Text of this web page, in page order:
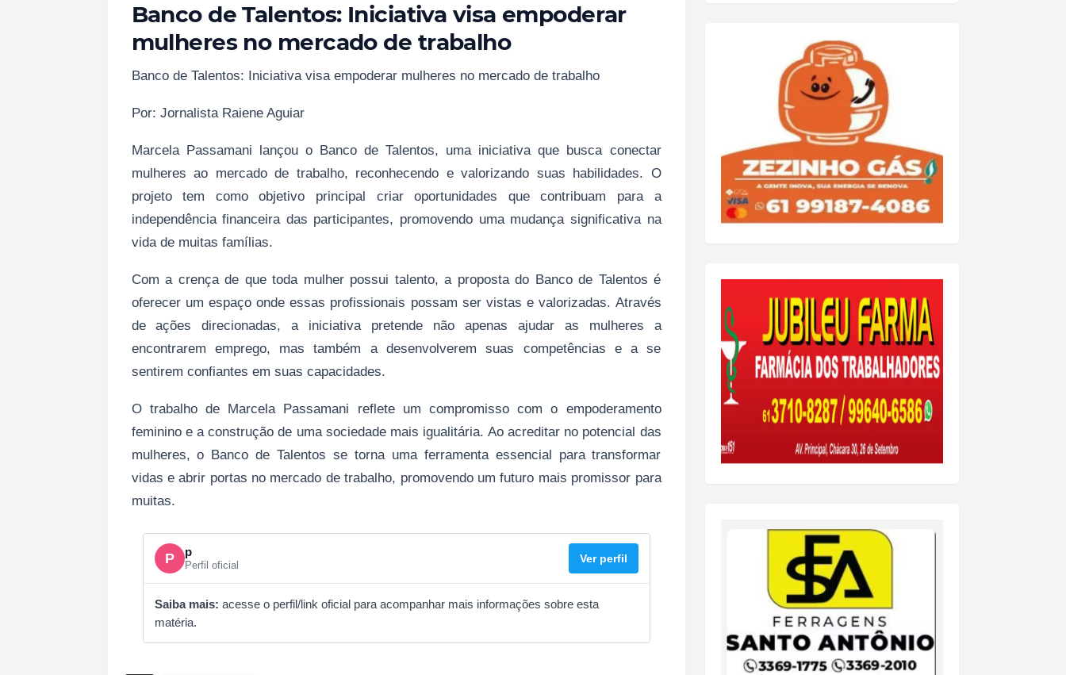
Banco de Talentos: Iniciativa visa empoderar
mulheres no mercado de trabalho
Banco de Talentos: Iniciativa visa empoderar mulheres no mercado de trabalho
Por: Jornalista Raiene Aguiar
Marcela Passamani lançou o Banco de Talentos, uma iniciativa que busca conectar
mulheres ao mercado de trabalho, reconhecendo e valorizando suas habilidades. O
projeto tem como objetivo principal criar oportunidades que contribuam para a
independência financeira das participantes, promovendo uma mudança significativa na
vida de muitas famílias.
Com a crença de que toda mulher possui talento, a proposta do Banco de Talentos é
oferecer um espaço onde essas profissionais possam ser vistas e valorizadas. Através
de ações direcionadas, a iniciativa pretende não apenas ajudar as mulheres a
encontrarem emprego, mas também a desenvolverem suas competências e a se
sentirem confiantes em suas capacidades.
O trabalho de Marcela Passamani reflete um compromisso com o empoderamento
feminino e a construção de uma sociedade mais igualitária. Ao acreditar no potencial das
mulheres, o Banco de Talentos se torna uma ferramenta essencial para transformar
vidas e abrir portas no mercado de trabalho, promovendo um futuro mais promissor para
muitas.
P p
Perfil oficial
Ver perfil
Saiba mais: acesse o perfil/link oficial para acompanhar mais informações sobre esta
matéria.